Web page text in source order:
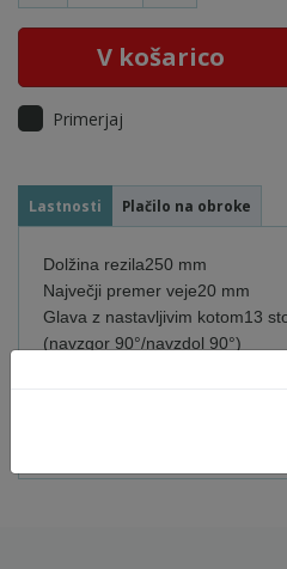
V košarico
Primerjaj
Lastnosti Plačilo na obroke
Dolžina rezila250 mm
Največji premer veje20 mm
Glava z nastavljivim kotom13
(navzgor 90°/navzdol 90°)